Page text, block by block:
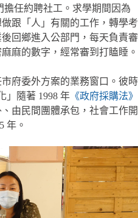
擔任約聘社工。求學期間因為
跟「人」有關的工作，轉學考
回鄉進入公部門，每天負責審
麻的數字，經常審到打瞌睡。
府委外方案的業務窗口。彼時
」隨著 1998 年 《政府採購法》
由民間團體承包，社會工作開
年。